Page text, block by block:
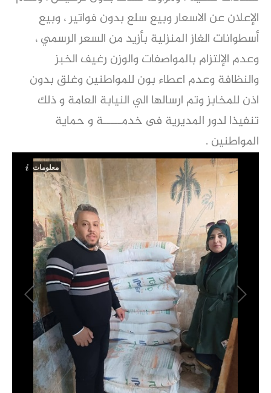
الإعلان عن الاسعار وبيع سلع بدون فواتير ، وبيع
أسطوانات الغاز المنزلية بأزيد من السعر الرسمي ،
وعدم الإلتزام بالمواصفات والوزن رغيف الخبز
والنظافة وعدم اعطاء بون للمواطنين وغلق بدون
اذن للمخابز وتم ارسالها الي النيابة العامة و ذلك
تنفيذا لدور المديرية فى خدمـــــة و حماية
المواطنين .
معلومات